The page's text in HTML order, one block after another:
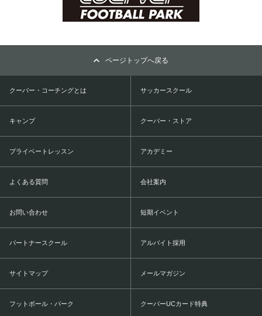
ページトップへ戻る
クーバー・コーチングとは サッカースクール
キャンプ クーバー・ストア
プライベートレッスン アカデミー
よくある質問 会社案内
お問い合わせ 短期イベント
パートナースクール アルバイト採用
サイトマップ メールマガジン
フットボール・パーク クーバーUCカード特典